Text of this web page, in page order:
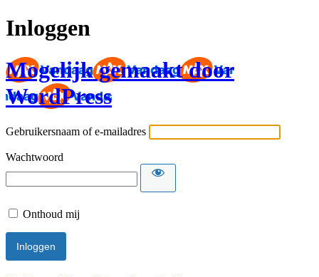
Inloggen
Mogelijk gemaakt door
WordPress
Gebruikersnaam of e-mailadres
Wachtwoord
Onthoud mij